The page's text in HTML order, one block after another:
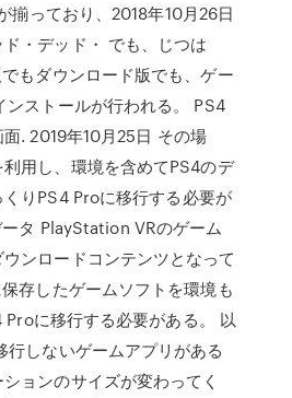
揃っており、2018年10月26日
・デッド・ でも、じつは
もダウンロード版でも、ゲー
ンストールが行われる。 PS4
. 2019年10月25日 その場
用し、環境を含めてPS4のデ
りPS4 Proに移行する必要が
タ PlayStation VRのゲーム
ンロードコンテンツとなって
存したゲームソフトを環境も
に移行する必要がある。 以
行しないゲームアプリがある
ョンのサイズが変わってく